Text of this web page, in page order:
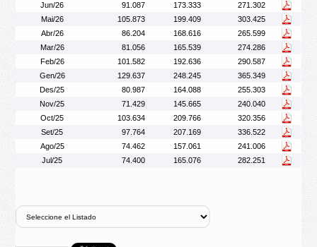
Jun/26 91.087 173.333
271.302
Mai/26
105.873 199.409
303.425
Abr/26
86.204 168.616
265.599
Mar/26
81.056 165.539
274.286
Feb/26
101.582 192.636
290.587
Gen/26
129.637 248.245
365.349
Des/25
80.987 164.088
255.303
Nov/25
71.429 145.665
240.040
Oct/25
103.634 209.766
320.356
Set/25
97.764 207.169
336.522
Ago/25
74.462 157.061
241.006
Jul/25
74.400 165.076 282.251